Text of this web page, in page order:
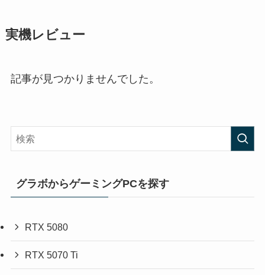
実機レビュー
記事が見つかりませんでした。
グラボからゲーミングPCを探す
RTX 5080
RTX 5070 Ti